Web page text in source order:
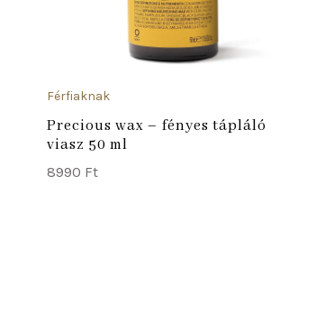
Férfiaknak
Precious wax – fényes tápláló
viasz 50 ml
8990 Ft